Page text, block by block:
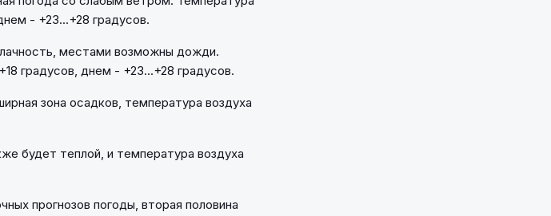
- +23...+28 градусов.
местами возможны дожди.
градусов, днем - +23...+28 градусов.
зона осадков, температура воздуха
будет теплой, и температура воздуха
прогнозов погоды, вторая половина